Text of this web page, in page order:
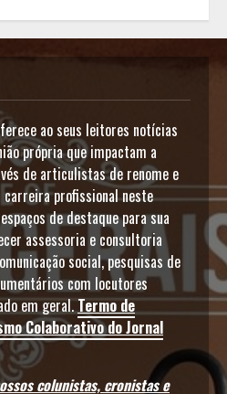
ao seus leitores notícias
própria que impactam a
de articulistas de renome e
profissional neste
de destaque para sua
assessoria e consultoria
social, pesquisas de
com locutores
em geral.Termo de
Colaborativo do Jornal
colunistas, cronistas e